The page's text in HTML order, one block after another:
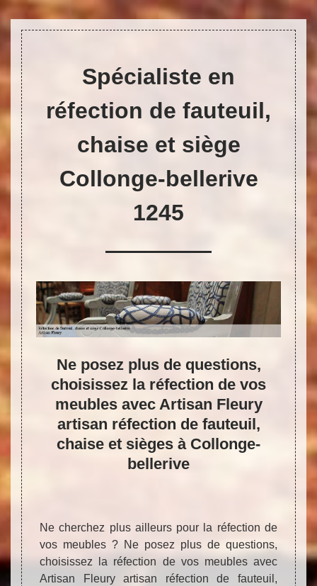
Spécialiste en
réfection de fauteuil,
chaise et siège
Collonge-bellerive
1245
à
Ne posez plus de questions,
choisissez la réfection de vos
meubles avec Artisan Fleury
artisan réfection de fauteuil,
chaise et sièges à Collonge-
bellerive
Ne cherchez plus ailleurs pour la réfection de
vos meubles ? Ne posez plus de questions,
choisissez la réfection de vos meubles avec
Artisan Fleury artisan réfection de fauteuil,
cuir